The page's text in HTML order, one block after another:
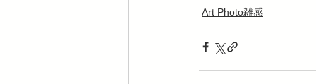
Art Photo雑感